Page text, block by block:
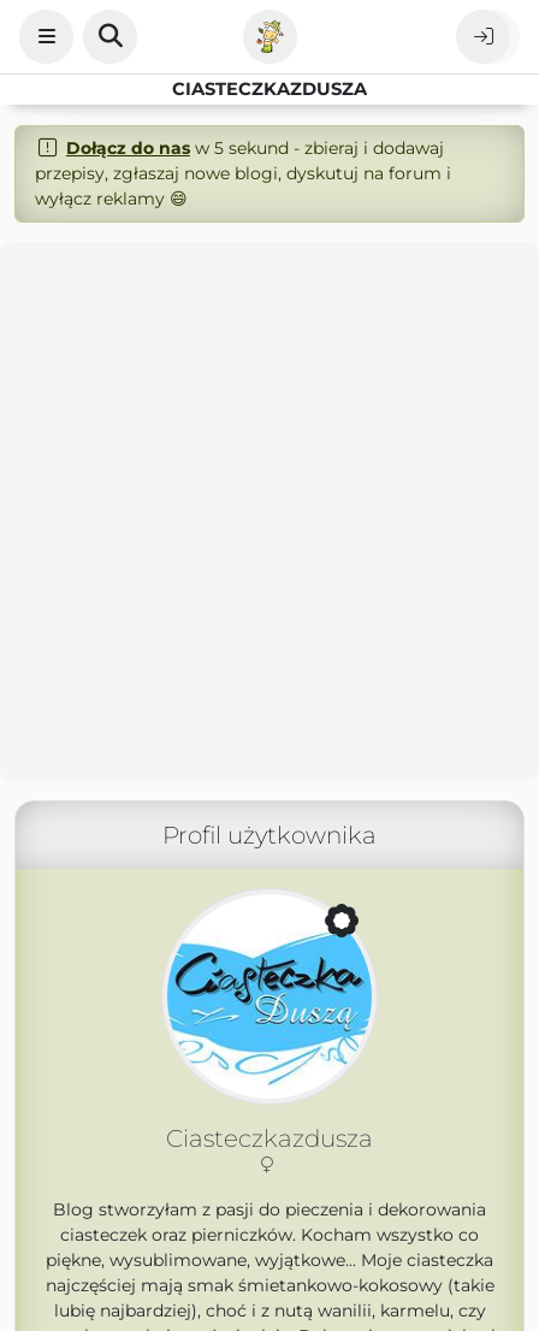
CIASTECZKAZDUSZA
Dołącz do nasw 5 sekund - zbieraj i dodawaj
przepisy, zgłaszaj nowe blogi, dyskutuj na forum i
wyłącz reklamy 😄
Profil użytkownika
Ciasteczkazdusza
Blog stworzyłam z pasji do pieczenia i dekorowania
ciasteczek oraz pierniczków. Kocham wszystko co
piękne, wysublimowane, wyjątkowe... Moje ciasteczka
najczęściej mają smak śmietankowo-kokosowy (takie
lubię najbardziej), choć i z nutą wanilii, karmelu, czy